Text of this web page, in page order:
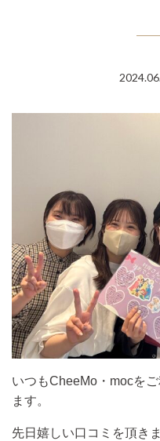
いつもCheeMo・mocを
ます。
先日嬉しい口コミを頂き